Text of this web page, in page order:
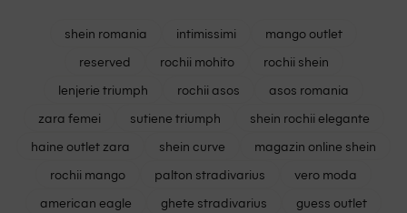
shein romania intimissimi
mango outlet
reserved
rochii mohito
rochii shein
lenjerie triumph
rochii asos
asos romania
zara femei
sutiene triumph
shein rochii elegante
haine outlet zara
shein curve
magazin online shein
rochii mango
palton stradivarius
vero moda
american eagle
ghete stradivarius
guess outlet